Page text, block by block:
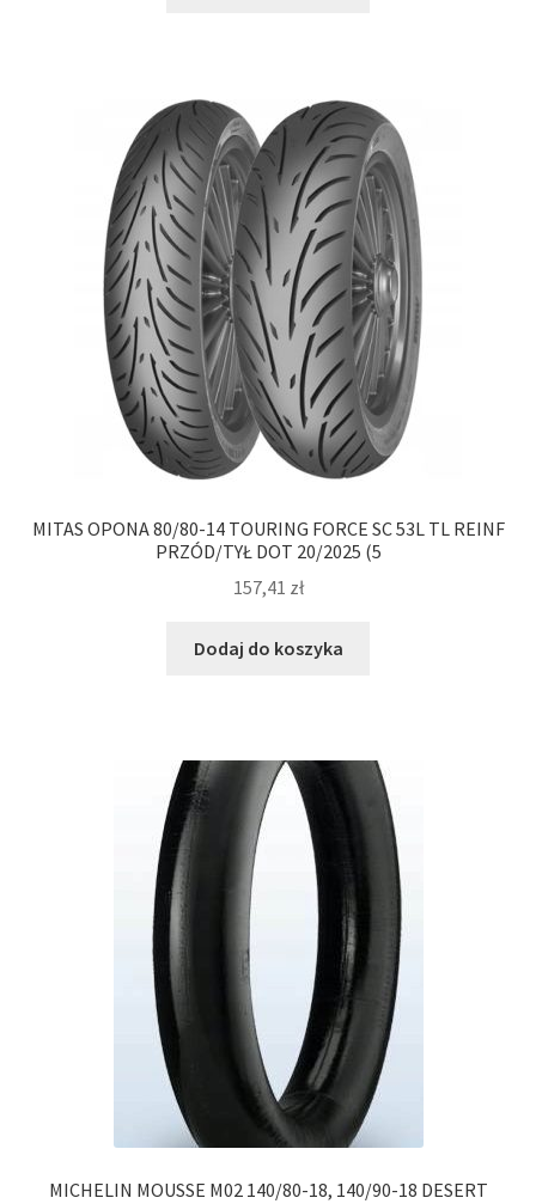
MITAS OPONA 80/80-14 TOURING FORCE SC 53L TL REINF
PRZÓD/TYŁ DOT 20/2025 (5
157,41 zł
Dodaj do koszyka
MICHELIN MOUSSE M02 140/80-18, 140/90-18 DESERT